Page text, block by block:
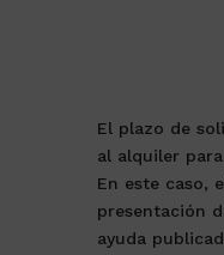
El plazo de
al alquiler
En este caso,
presentación
ayuda